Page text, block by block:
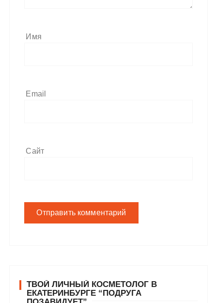
Имя
Email
Сайт
ТВОЙ ЛИЧНЫЙ КОСМЕТОЛОГ В
ЕКАТЕРИНБУРГЕ “ПОДРУГА